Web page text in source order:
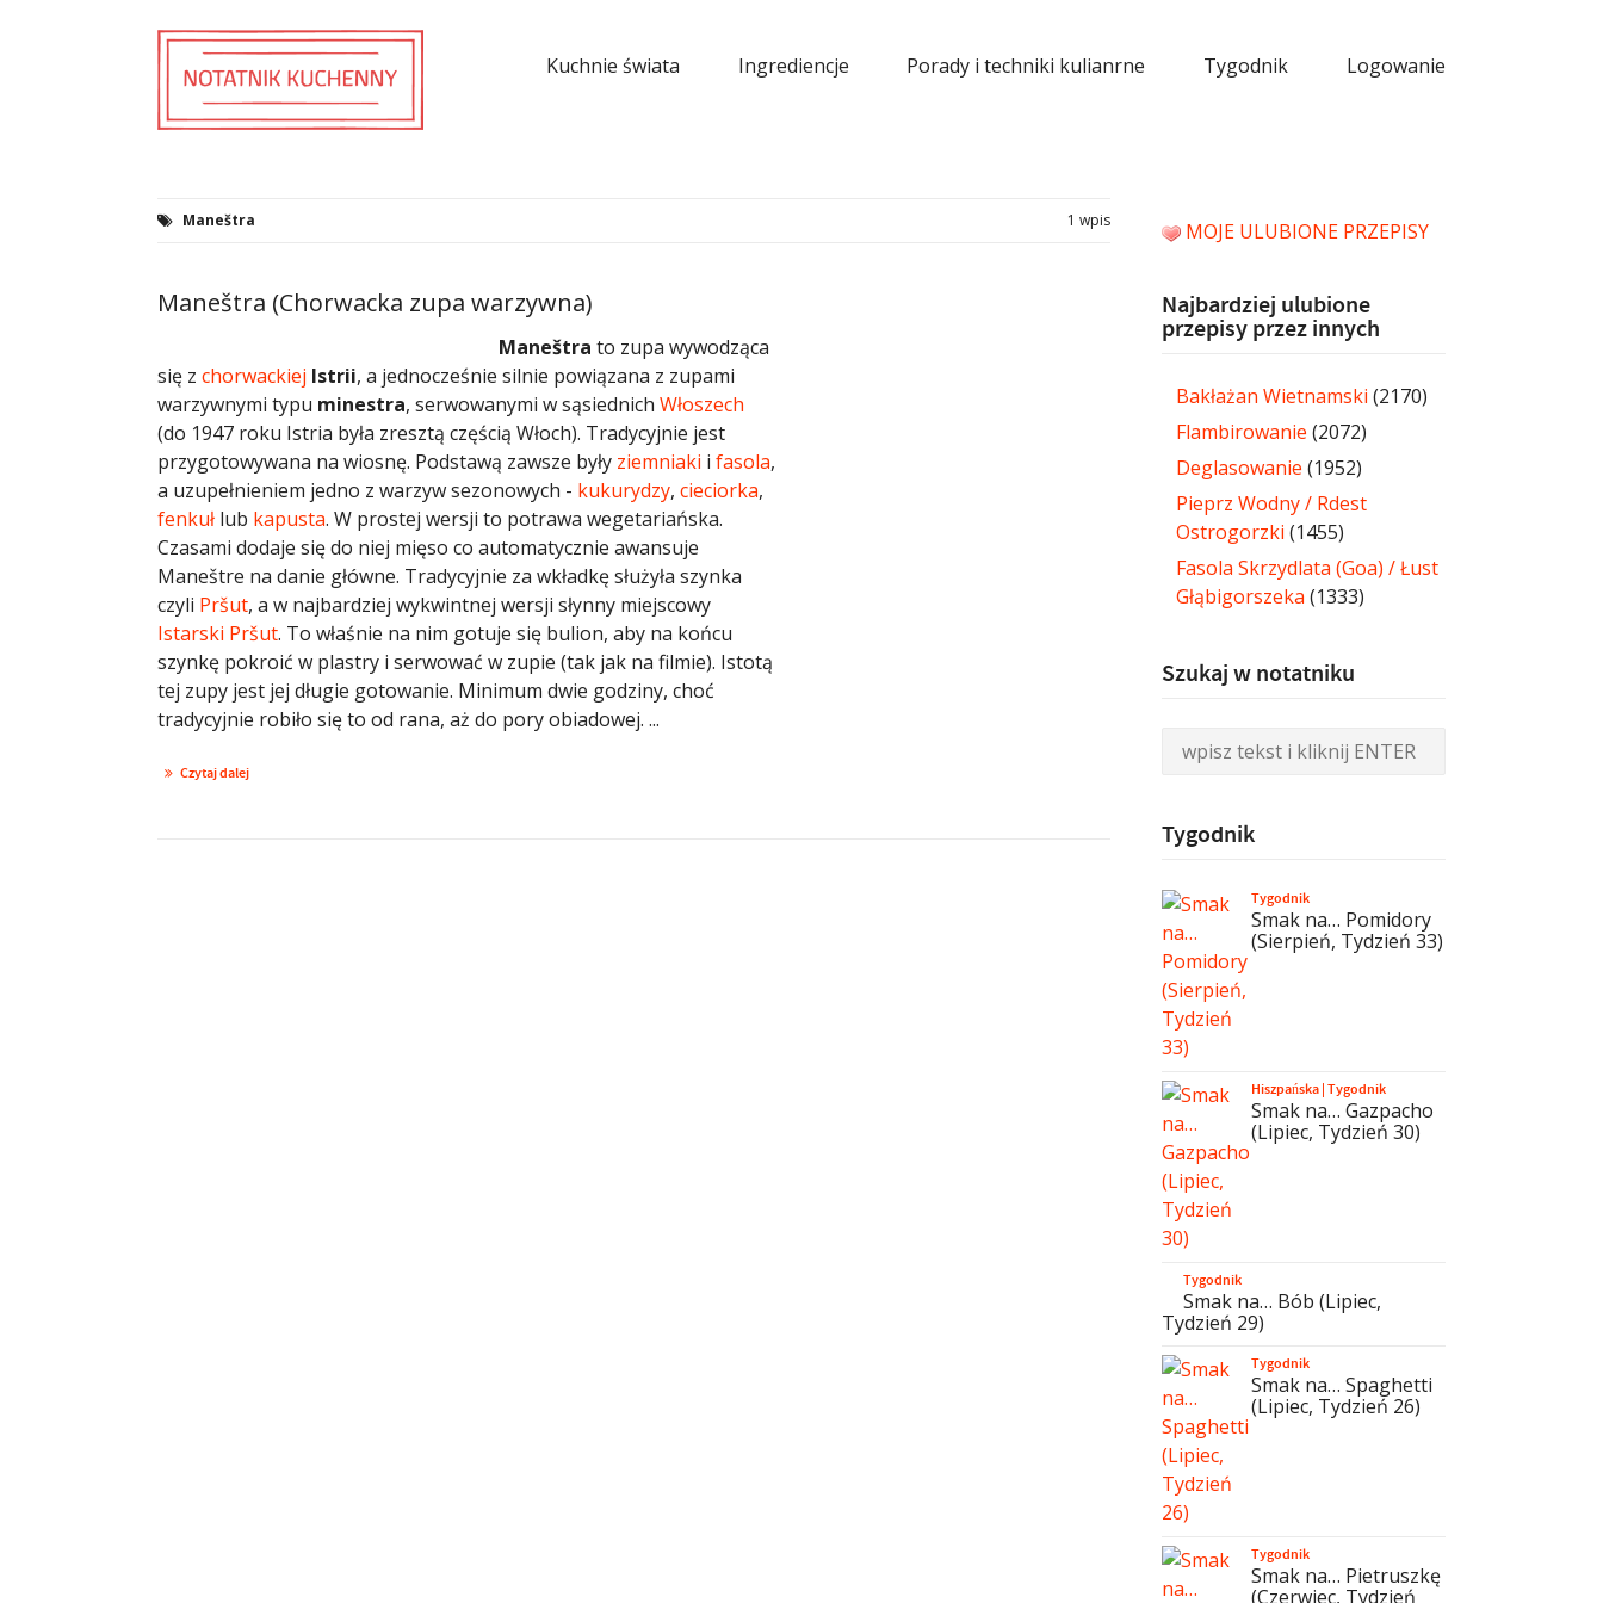
Kuchnie świata Ingrediencje Porady i techniki kulianrne Tygodnik Logowanie
Maneštra 1 wpis
Maneštra (Chorwacka zupa warzywna)
Maneštra to zupa wywodząca
się z chorwackiej Istrii, a jednocześnie silnie powiązana z zupami
warzywnymi typu minestra, serwowanymi w sąsiednich Włoszech
(do 1947 roku Istria była zresztą częścią Włoch). Tradycyjnie jest
przygotowywana na wiosnę. Podstawą zawsze były ziemniaki i fasola,
a uzupełnieniem jedno z warzyw sezonowych - kukurydzy, cieciorka,
fenkuł lub kapusta. W prostej wersji to potrawa wegetariańska.
Czasami dodaje się do niej mięso co automatycznie awansuje
Maneštre na danie główne. Tradycyjnie za wkładkę służyła szynka
czyli Pršut, a w najbardziej wykwintnej wersji słynny miejscowy
Istarski Pršut. To właśnie na nim gotuje się bulion, aby na końcu
szynkę pokroić w plastry i serwować w zupie (tak jak na filmie). Istotą
tej zupy jest jej długie gotowanie. Minimum dwie godziny, choć
tradycyjnie robiło się to od rana, aż do pory obiadowej. ...
Czytaj dalej
MOJE ULUBIONE PRZEPISY
Najbardziej ulubione
przepisy przez innych
Bakłażan Wietnamski (2170)
Flambirowanie (2072)
Deglasowanie (1952)
Pieprz Wodny / Rdest
Ostrogorzki (1455)
Fasola Skrzydlata (Goa) / Łust
Głąbigorszeka (1333)
Szukaj w notatniku
Tygodnik
Tygodnik
Smak na… Pomidory
(Sierpień, Tydzień 33)
Hiszpańska|Tygodnik
Smak na… Gazpacho
(Lipiec, Tydzień 30)
Tygodnik
Smak na… Bób (Lipiec,
Tydzień 29)
Tygodnik
Smak na… Spaghetti
(Lipiec, Tydzień 26)
Tygodnik
Smak na… Pietruszkę
(Czerwiec, Tydzień